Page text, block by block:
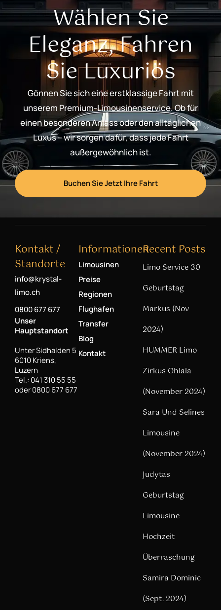
Wählen Sie
Eleganz, Fahren
Sie Luxuriös
Gönnen Sie sich eine erstklassige Fahrt mit
unserem Premium-Limousinenservice. Ob für
einen besonderen Anlass oder den alltäglichen
Luxus – wir sorgen dafür, dass jede Fahrt
außergewöhnlich ist.
Buchen Sie Jetzt Ihre Fahrt
Kontakt /
Standorte
info@krystal-
limo.ch
0800 677 677
Unser
Hauptstandort
Unter Sidhalden 5
6010 Kriens,
Luzern
Tel.: 041 310 55 55
oder 0800 677 677
Informationen
Limousinen
Preise
Regionen
Flughafen
Transfer
Blog
Kontakt
Recent Posts
Limo Service 30
Geburtstag
Markus (Nov
2024)
HUMMER Limo
Zirkus Ohlala
(November 2024)
Sara Und Selines
Limousine
(November 2024)
Judytas
Geburtstag
Limousine
Hochzeit
Überraschung
Samira Dominic
(Sept. 2024)